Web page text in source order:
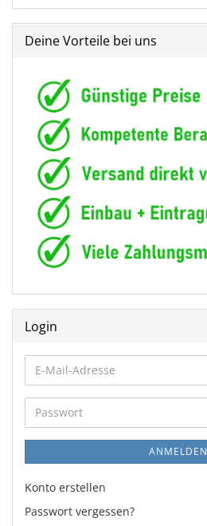
Deine Vorteile bei uns
Login
E-
Mail-
Adresse
Passwort
ANMELDEN
Konto erstellen
Passwort vergessen?